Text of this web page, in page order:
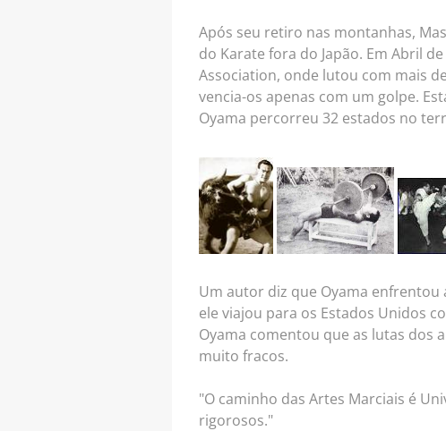
Após seu retiro nas montanhas,
do Karate fora do Japão. Em Abril
Association, onde lutou com mais
vencia-os apenas com um golpe.
Oyama percorreu 32 estados no
Um autor diz que Oyama enfrentou
ele viajou para os Estados Unidos
Oyama comentou que as lutas dos
muito fracos.
"O caminho das Artes Marciais é
rigorosos."